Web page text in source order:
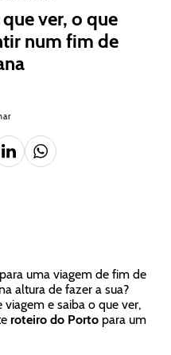
ver, o que
num fim de
uma viagem de fim de
altura de fazer a sua?
e saiba o que ver,
roteiro do Porto para um